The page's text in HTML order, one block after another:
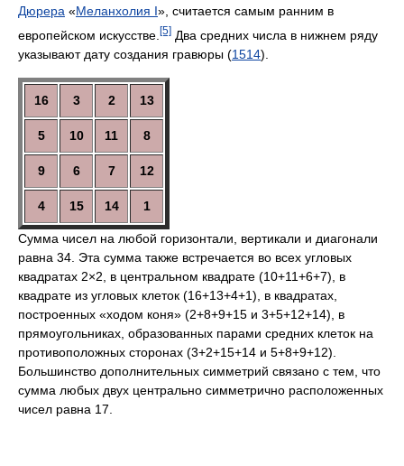
Дюрера «Меланхолия I», считается самым ранним в
европейском искусстве. [5] Два средних числа в нижнем ряду
указывают дату создания гравюры (1514).
16 3 2 13
5 10 11 8
9 6 7 12
4 15 14 1
Сумма чисел на любой горизонтали, вертикали и диагонали
равна 34. Эта сумма также встречается во всех угловых
квадратах 2×2, в центральном квадрате (10+11+6+7), в
квадрате из угловых клеток (16+13+4+1), в квадратах,
построенных «ходом коня» (2+8+9+15 и 3+5+12+14), в
прямоугольниках, образованных парами средних клеток на
противоположных сторонах (3+2+15+14 и 5+8+9+12).
Большинство дополнительных симметрий связано с тем, что
сумма любых двух центрально симметрично расположенных
чисел равна 17.